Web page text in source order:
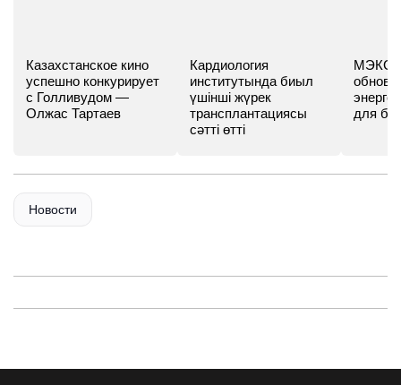
Казахстанское кино
успешно конкурирует
с Голливудом —
Олжас Тартаев
Кардиология
институтында биыл
үшінші жүрек
трансплантациясы
сәтті өтті
МЭКС -
для
Новости